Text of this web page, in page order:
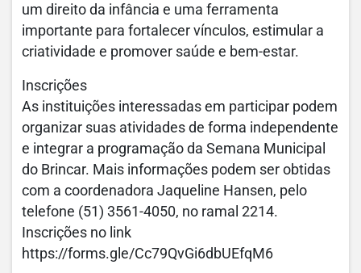
um direito da infância e uma ferramenta
importante para fortalecer vínculos, estimular a
criatividade e promover saúde e bem-estar.
Inscrições
As instituições interessadas em participar podem
organizar suas atividades de forma independente
e integrar a programação da Semana Municipal
do Brincar. Mais informações podem ser obtidas
com a coordenadora Jaqueline Hansen, pelo
telefone (51) 3561-4050, no ramal 2214.
Inscrições no link
https://forms.gle/Cc79QvGi6dbUEfqM6